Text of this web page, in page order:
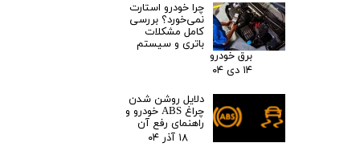
چرا خودرو استارت
نمی‌خورد؟ بررسی
کامل مشکلات
باتری و سیستم
برق خودرو
۱۴ دی ۰۴
دلایل روشن شدن
چراغ ABS خودرو و
راهنمای رفع آن
۱۸ آذر ۰۴